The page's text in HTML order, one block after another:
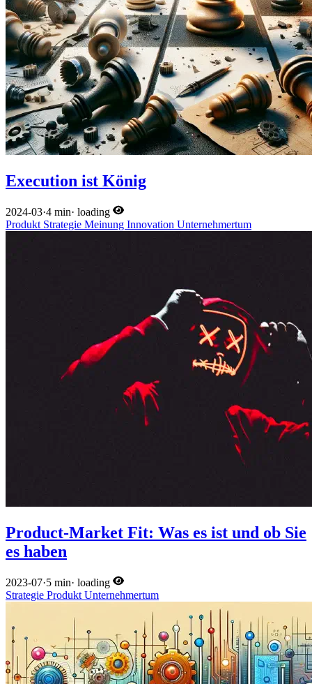
Execution ist König
2024-03·4 min· loading
Produkt Strategie Meinung Innovation Unternehmertum
Product-Market Fit: Was es ist und ob Sie
es haben
2023-07·5 min· loading
Strategie Produkt Unternehmertum